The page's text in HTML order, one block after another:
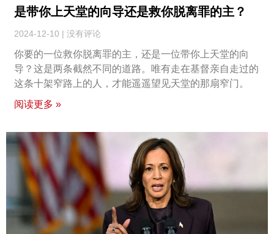
是带你上天堂的向导还是救你脱离罪的主？
2024-12-10 没有评论
你要的一位救你脱离罪的主，还是一位带你上天堂的向
导？这是两条截然不同的道路。唯有走在基督亲自走过的
这条十架窄路上的人，才能遥遥望见天堂的那扇窄门。
阅读更多 »